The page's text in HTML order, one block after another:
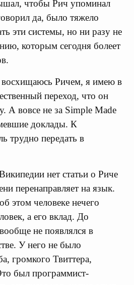
чтобы Рич упоминал
да, было тяжело
эти системы, но ни разу не
которым сегодня болеет
восхищаюсь Ричем, я имею в
переход, что он
А вовсе не за Simple Made
доклады. К
трудно передать в
нет статьи о Риче
перенаправляет на язык.
этом человеке нечего
а его вклад. До
не появлялся в
У него не было
громкого Твиттера,
был программист-